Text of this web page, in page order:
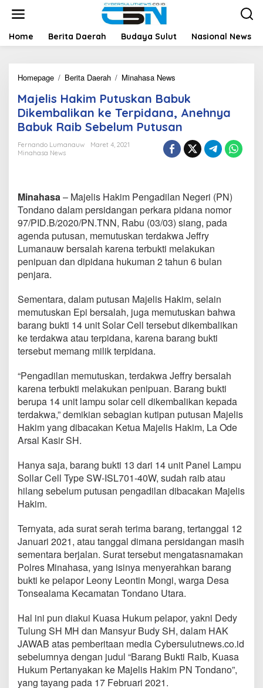
t
Home Berita Daerah Budaya Sulut Nasional News
Homepage / Berita Daerah / Minahasa News
j
l
i
s
H
m
P
u
u
s
k
a
a
b
u
k
D
e
m
b
a
i
k
e
T
i
d
a
n
a
A
e
n
y
a
B
Majelis Hakim Putuskan Babuk
Dikembalikan ke Terpidana, Anehnya
Babuk Raib Sebelum Putusan
Fernando Lumanauw
Maret 4, 2021
Minahasa News
Minahasa– Majelis Hakim Pengadilan Negeri (PN)
Tondano dalam persidangan perkara pidana nomor
97/PID.B/2020/PN.TNN, Rabu (03/03) siang, pada
agenda putusan, memutuskan terdakwa Jeffry
Lumanauw bersalah karena terbukti melakukan
penipuan dan dipidana hukuman 2 tahun 6 bulan
penjara.
Sementara, dalam putusan Majelis Hakim, selain
memutuskan Epi bersalah, juga memutuskan bahwa
barang bukti 14 unit Solar Cell tersebut dikembalikan
ke terdakwa atau terpidana, karena barang bukti
tersebut memang milik terpidana.
“Pengadilan memutuskan, terdakwa Jeffry bersalah
karena terbukti melakukan penipuan. Barang bukti
berupa 14 unit lampu solar cell dikembalikan kepada
terdakwa,” demikian sebagian kutipan putusan Majelis
Hakim yang dibacakan Ketua Majelis Hakim, La Ode
Arsal Kasir SH.
Hanya saja, barang bukti 13 dari 14 unit Panel Lampu
Sollar Cell Type SW-ISL701-40W, sudah raib atau
hilang sebelum putusan pengadilan dibacakan Majelis
Hakim.
Ternyata, ada surat serah terima barang, tertanggal 12
Januari 2021, atau tanggal dimana persidangan masih
sementara berjalan. Surat tersebut mengatasnamakan
Polres Minahasa, yang isinya menyerahkan barang
bukti ke pelapor Leony Leontin Mongi, warga Desa
Tonsealama Kecamatan Tondano Utara.
Hal ini pun diakui Kuasa Hukum pelapor, yakni Dedy
Tulung SH MH dan Mansyur Budy SH, dalam HAK
JAWAB atas pemberitaan media Cybersulutnews.co.id
sebelumnya dengan judul “Barang Bukti Raib, Kuasa
Hukum Pertanyakan ke Majelis Hakim PN Tondano”,
yang tayang pada 17 Februari 2021.